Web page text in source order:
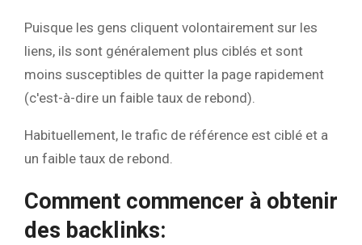
Puisque les gens cliquent volontairement sur les
liens, ils sont généralement plus ciblés et sont
moins susceptibles de quitter la page rapidement
(c'est-à-dire un faible taux de rebond).
Habituellement, le trafic de référence est ciblé et a
un faible taux de rebond.
Comment commencer à obtenir
des backlinks: